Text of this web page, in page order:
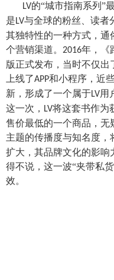
LV的“城市指南系列”
是LV与全球的粉丝、读者
其独特性的一种方式，通
个营销渠道。 2016年，《
版正式发布，当时不仅出
上线了APP和小程序，近
新，形成了一个属于LV用
这一次， LV将这套书作为
售价最低的一个商品，无
主题的传播度与知名度，
扩大，其品牌文化的影响
得不说，这一波“夹带私
效。